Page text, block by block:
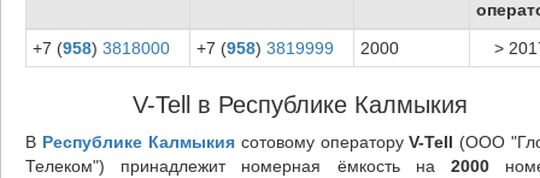
+7 (958) 3818000 +7 (958) 3819999 2000 >
V-Tell в Республике Калмыкия
В Республике Калмыкиясотовому операторуV-Tell (ООО
Телеком") принадлежит номерная ёмкость на2000